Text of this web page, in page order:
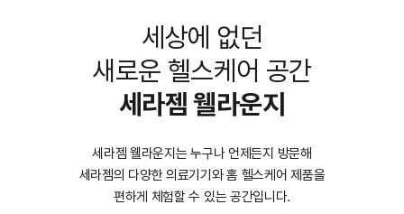
세상에 없던
새로운 헬스케어 공간
세라젬 웰라운지
세라젬 웰라운지는 누구나 언제든지 방문해
세라젬의 다양한 의료기기와 홈 헬스케어 제품을
편하게 체험할 수 있는 공간입니다.